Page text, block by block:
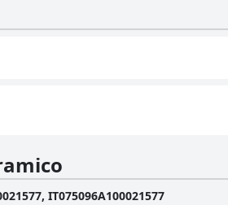
IT075096A100021577